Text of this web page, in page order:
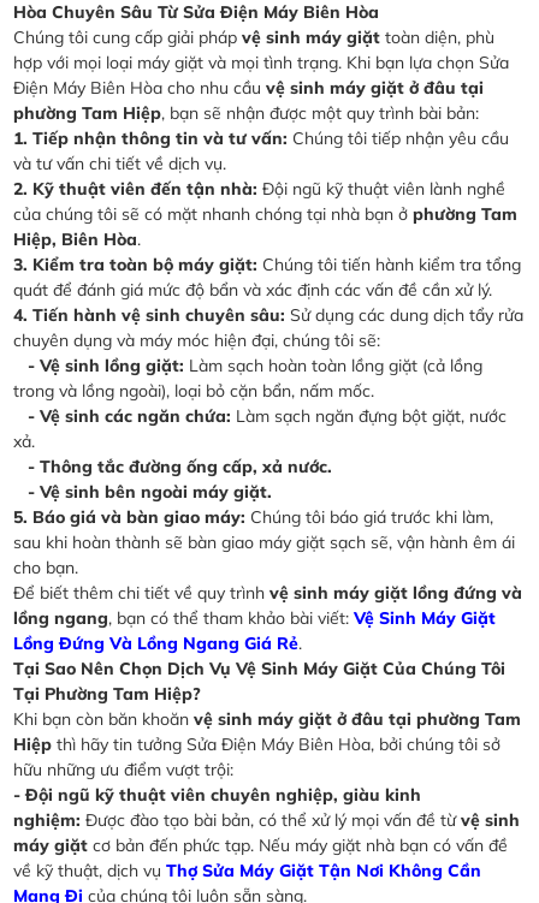
Hòa Chuyên Sâu Từ Sửa Điện Máy Biên Hòa
Chúng tôi cung cấp giải phápvệ sinh máy giặt toàn diện, phù
hợp với mọi loại máy giặt và mọi tình trạng. Khi bạn lựa chọn Sửa
Điện Máy Biên Hòa cho nhu cầuvệ sinh máy giặt ở đâu tại
phường Tam Hiệp, bạn sẽ nhận được một quy trình bài bản:
1. Tiếp nhận thông tin và tư vấn: Chúng tôi tiếp nhận yêu cầu
và tư vấn chi tiết về dịch vụ.
2. Kỹ thuật viên đến tận nhà: Đội ngũ kỹ thuật viên lành nghề
của chúng tôi sẽ có mặt nhanh chóng tại nhà bạn ởphường Tam
Hiệp, Biên Hòa.
3. Kiểm tra toàn bộ máy giặt: Chúng tôi tiến hành kiểm tra tổng
quát để đánh giá mức độ bẩn và xác định các vấn đề cần xử lý.
4. Tiến hành vệ sinh chuyên sâu: Sử dụng các dung dịch tẩy rửa
chuyên dụng và máy móc hiện đại, chúng tôi sẽ:
- Vệ sinh lồng giặt: Làm sạch hoàn toàn lồng giặt (cả lồng
trong và lồng ngoài), loại bỏ cặn bẩn, nấm mốc.
- Vệ sinh các ngăn chứa: Làm sạch ngăn đựng bột giặt, nước
xả.
- Thông tắc đường ống cấp, xả nước.
- Vệ sinh bên ngoài máy giặt.
5. Báo giá và bàn giao máy: Chúng tôi báo giá trước khi làm,
sau khi hoàn thành sẽ bàn giao máy giặt sạch sẽ, vận hành êm ái
cho bạn.
Để biết thêm chi tiết về quy trìnhvệ sinh máy giặt lồng đứng và
lồng ngang, bạn có thể tham khảo bài viết:Vệ Sinh Máy Giặt
Lồng Đứng Và Lồng Ngang Giá Rẻ.
Tại Sao Nên Chọn Dịch Vụ Vệ Sinh Máy Giặt Của Chúng Tôi
Tại Phường Tam Hiệp?
Khi bạn còn băn khoănvệ sinh máy giặt ở đâu tại phường Tam
Hiệp thì hãy tin tưởng Sửa Điện Máy Biên Hòa, bởi chúng tôi sở
hữu những ưu điểm vượt trội:
- Đội ngũ kỹ thuật viên chuyên nghiệp, giàu kinh
nghiệm: Được đào tạo bài bản, có thể xử lý mọi vấn đề từvệ sinh
máy giặt cơ bản đến phức tạp. Nếu máy giặt nhà bạn có vấn đề
về kỹ thuật, dịch vụThợ Sửa Máy Giặt Tận Nơi Không Cần
Mang Đi của chúng tôi luôn sẵn sàng.